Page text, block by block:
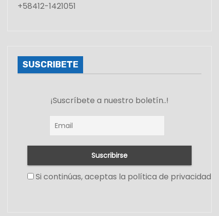
+58412-1421051
SUSCRIBETE
¡Suscríbete a nuestro boletín..!
Si continúas, aceptas la política de privacidad